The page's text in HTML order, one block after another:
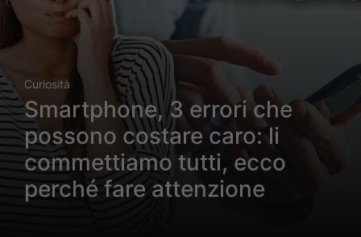
Curiosità
Smartphone, 3 errori che
possono costare caro: li
commettiamo tutti, ecco
perché fare attenzione